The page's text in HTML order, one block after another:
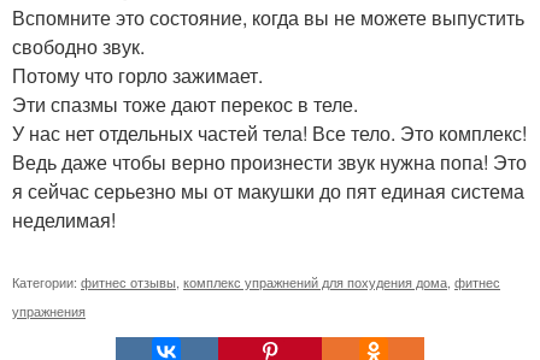
Вспомните это состояние, когда вы не можете выпустить
свободно звук.
Потому что горло зажимает.
Эти спазмы тоже дают перекос в теле.
У нас нет отдельных частей тела! Все тело. Это комплекс!
Ведь даже чтобы верно произнести звук нужна попа! Это
я сейчас серьезно мы от макушки до пят единая система
неделимая!
Категории: фитнес отзывы комплекс упражнений для похудения дома фитнес
упражнения